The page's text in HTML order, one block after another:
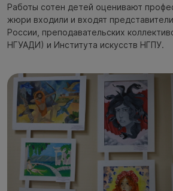
Работы сотен детей оценивают
жюри входили и входят
России, преподавательских
НГУАДИ) и Института искусств НГПУ.